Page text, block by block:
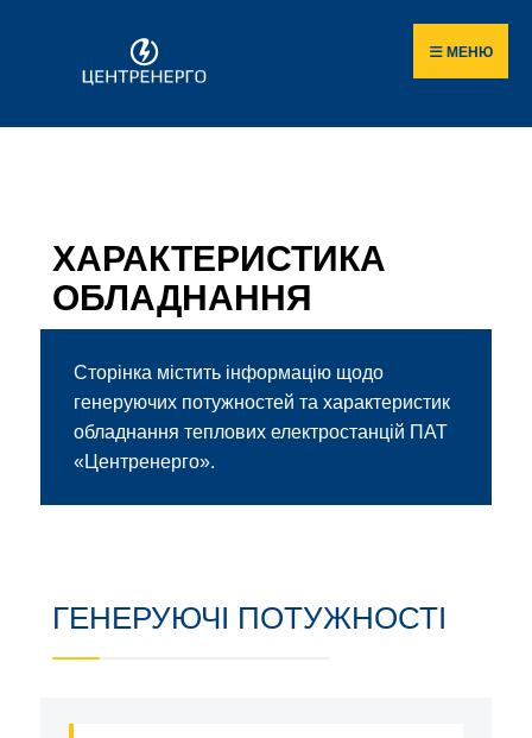
МЕНЮ
ХАРАКТЕРИСТИКА
ОБЛАДНАННЯ
Сторінка містить інформацію щодо
генеруючих потужностей та характеристик
обладнання теплових електростанцій ПАТ
«Центренерго».
ГЕНЕРУЮЧІ ПОТУЖНОСТІ